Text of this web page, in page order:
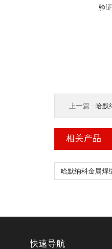
验
上一篇 : 哈默
相关产品
快速导航